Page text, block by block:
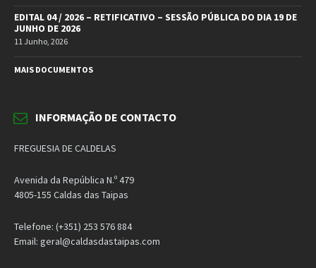
EDITAL 04 / 2026 – RETIFICATIVO – SESSÃO PÚBLICA DO DIA 19 DE
JUNHO DE 2026
11 Junho, 2026
MAIS DOCUMENTOS
INFORMAÇÃO DE CONTACTO
FREGUESIA DE CALDELAS
Avenida da República N.º 479
4805-155 Caldas das Taipas
Telefone: (+351) 253 576 884
Email: geral@caldasdastaipas.com